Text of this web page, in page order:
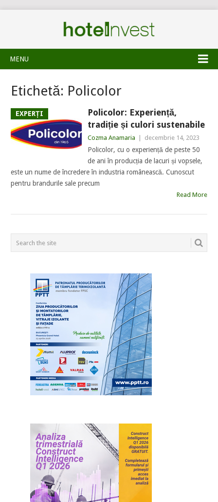
MENU
Etichetă: Policolor
EXPERȚI
Policolor: Experiență,
tradiție și culori sustenabile
Cozma Anamaria decembrie 14, 2023
Policolor, cu o experiență de peste 50
de ani în producția de lacuri și vopsele,
este un nume de încredere în industria românească. Cunoscut
pentru brandurile sale precum
Read More
POSTS
NAVIGATION